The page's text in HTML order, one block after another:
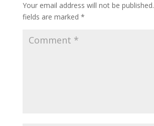
Your email address will not be published.
fields are marked *